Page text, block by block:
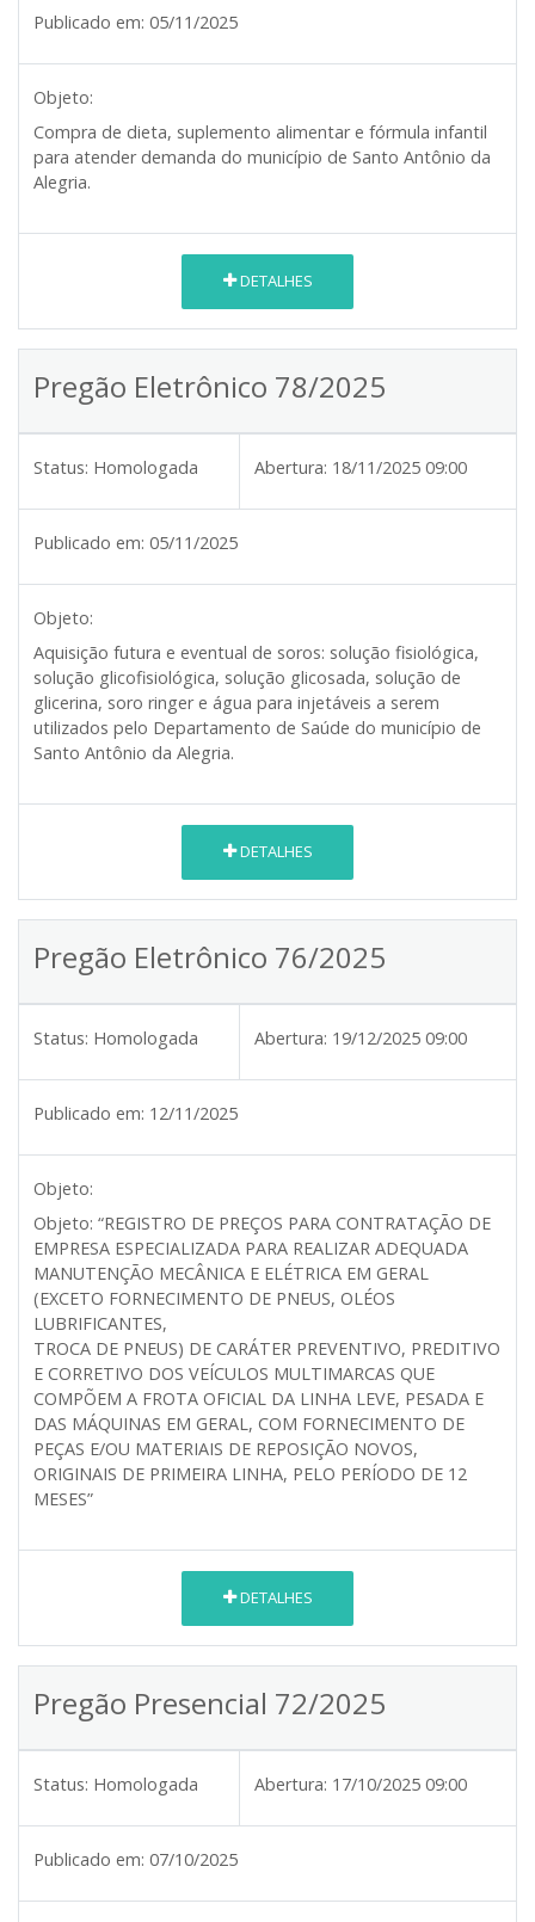
Publicado em: 05/11/2025
Objeto:
Compra de dieta, suplemento alimentar e fórmula infantil
para atender demanda do município de Santo Antônio da
Alegria.
DETALHES
Pregão Eletrônico 78/2025
Status: Homologada Abertura: 18/11/2025 09:00
Publicado em: 05/11/2025
Objeto:
Aquisição futura e eventual de soros: solução fisiológica,
solução glicofisiológica, solução glicosada, solução de
glicerina, soro ringer e água para injetáveis a serem
utilizados pelo Departamento de Saúde do município de
Santo Antônio da Alegria.
DETALHES
Pregão Eletrônico 76/2025
Status: Homologada Abertura: 19/12/2025 09:00
Publicado em: 12/11/2025
Objeto:
Objeto: “REGISTRO DE PREÇOS PARA CONTRATAÇÃO DE
EMPRESA ESPECIALIZADA PARA REALIZAR ADEQUADA
MANUTENÇÃO MECÂNICA E ELÉTRICA EM GERAL
(EXCETO FORNECIMENTO DE PNEUS, OLÉOS
LUBRIFICANTES,
TROCA DE PNEUS) DE CARÁTER PREVENTIVO, PREDITIVO
E CORRETIVO DOS VEÍCULOS MULTIMARCAS QUE
COMPÕEM A FROTA OFICIAL DA LINHA LEVE, PESADA E
DAS MÁQUINAS EM GERAL, COM FORNECIMENTO DE
PEÇAS E/OU MATERIAIS DE REPOSIÇÃO NOVOS,
ORIGINAIS DE PRIMEIRA LINHA, PELO PERÍODO DE 12
MESES”
DETALHES
Pregão Presencial 72/2025
Status: Homologada Abertura: 17/10/2025 09:00
Publicado em: 07/10/2025